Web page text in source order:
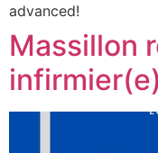
advanced!
Massillon